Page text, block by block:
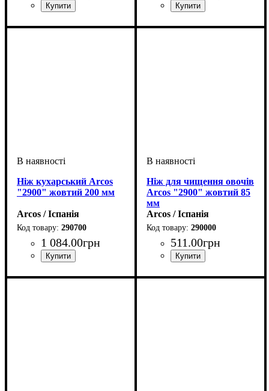
Ніж кухарський Arcos
"2900" жовтий 200 мм
Arcos / Іспанія
290700
1 084.00грн
Ніж для чищення овочів
Arcos "2900" жовтий 85
мм
Arcos / Іспанія
290000
511.00грн